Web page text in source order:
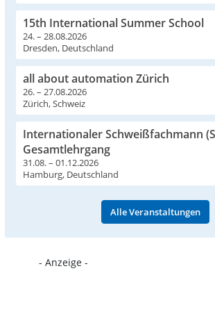
15th International Summer School
24. – 28.08.2026
Dresden, Deutschland
all about automation Zürich
26. – 27.08.2026
Zürich, Schweiz
Internationaler Schweißfachmann
Gesamtlehrgang
31.08. – 01.12.2026
Hamburg, Deutschland
Alle Veranstaltungen
- Anzeige -